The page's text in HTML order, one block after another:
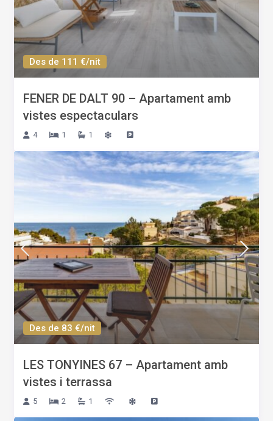
Des de 111 €/nit
FENER DE DALT 90 – Apartament amb
vistes espectaculars
4 1 1
Des de 83 €/nit
LES TONYINES 67 – Apartament amb
vistes i terrassa
5 2 1